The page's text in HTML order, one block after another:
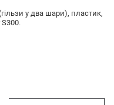
у два шари), пластик,